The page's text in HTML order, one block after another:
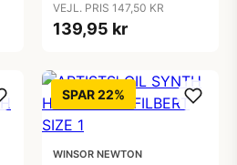
VEJL. PRIS 147,50 KR
139,95 kr
SPAR 22%
WINSOR NEWTON